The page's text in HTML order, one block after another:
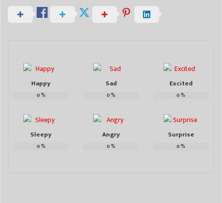
Happy
0%
Sad
0%
Excited
0%
Sleepy
0%
Angry
0%
Surprise
0%